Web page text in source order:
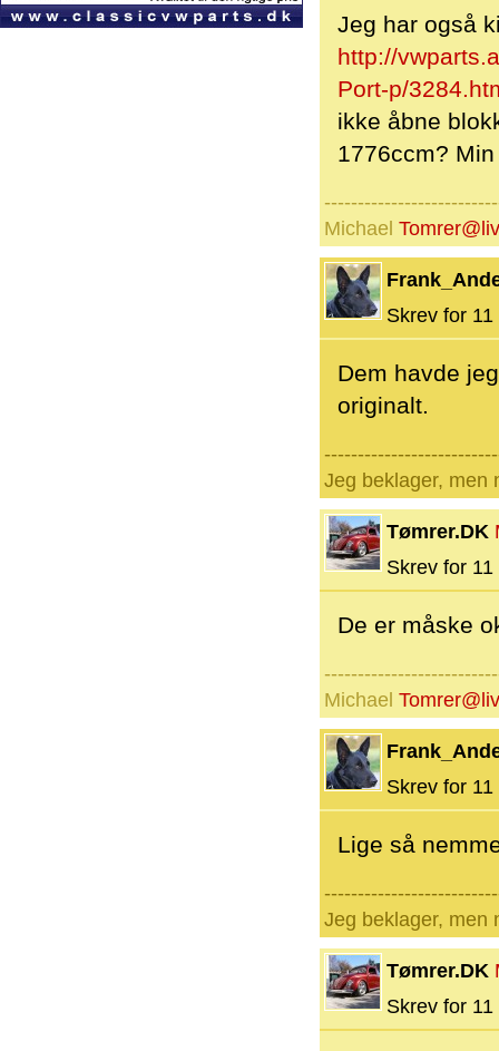
Jeg har også
http://
Port-p/
ikke åbne
1776ccm?
Michael
Skrev for
Dem havde
originalt.
Jeg beklager, men
Tømrer.DK
Skrev for
De er måske
Michael
Skrev for
Lige så
Jeg beklager, men
Tømrer.DK
Skrev for